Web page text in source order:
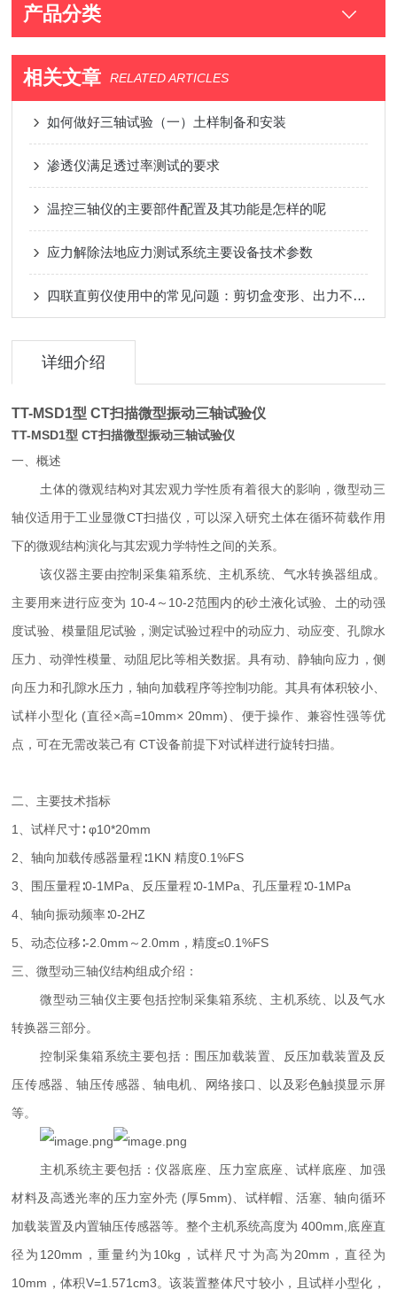
产品分类
相关文章 RELATED ARTICLES
如何做好三轴试验（一）土样制备和安装
渗透仪满足透过率测试的要求
温控三轴仪的主要部件配置及其功能是怎样的呢
应力解除法地应力测试系统主要设备技术参数
四联直剪仪使用中的常见问题：剪切盒变形、出力不均与校正
详细介绍
TT-MSD1型 CT扫描微型振动三轴试验仪
TT-MSD1型 CT扫描微型振动三轴试验仪
一、概述
土体的微观结构对其宏观力学性质有着很大的影响，微型动三
轴仪适用于工业显微CT扫描仪，可以深入研究土体在循环荷载作用
下的微观结构演化与其宏观力学特性之间的关系。
该仪器主要由控制采集箱系统、主机系统、气水转换器组成。
主要用来进行应变为 10-4～10-2范围内的砂土液化试验、土的动强
度试验、模量阻尼试验，测定试验过程中的动应力、动应变、孔隙水
压力、动弹性模量、动阻尼比等相关数据。具有动、静轴向应力，侧
向压力和孔隙水压力，轴向加载程序等控制功能。其具有体积较小、
试样小型化 (直径×高=10mm× 20mm)、便于操作、兼容性强等优
点，可在无需改装己有 CT设备前提下对试样进行旋转扫描。
二、主要技术指标
1、试样尺寸∶ φ10*20mm
2、轴向加载传感器量程∶1KN 精度0.1%FS
3、围压量程∶0-1MPa、反压量程∶0-1MPa、孔压量程∶0-1MPa
4、轴向振动频率∶0-2HZ
5、动态位移∶-2.0mm～2.0mm，精度≤0.1%FS
三、微型动三轴仪结构组成介绍：
微型动三轴仪主要包括控制采集箱系统、主机系统、以及气水
转换器三部分。
控制采集箱系统主要包括：围压加载装置、反压加载装置及反
压传感器、轴压传感器、轴电机、网络接口、以及彩色触摸显示屏
等。
主机系统主要包括：仪器底座、压力室底座、试样底座、加强
材料及高透光率的压力室外壳 (厚5mm)、试样帽、活塞、轴向循环
加载装置及内置轴压传感器等。整个主机系统高度为 400mm,底座直
径为120mm，重量约为10kg，试样尺寸为高为20mm，直径为
10mm，体积V=1.571cm3。该装置整体尺寸较小，且试样小型化，